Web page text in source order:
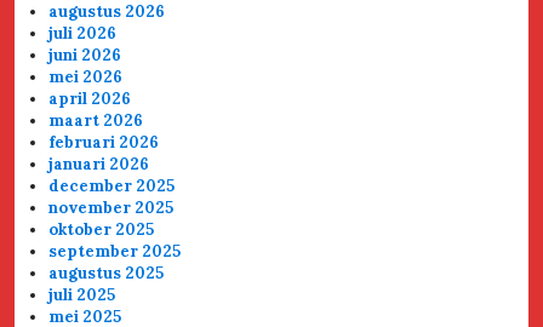
augustus 2026
juli 2026
juni 2026
mei 2026
april 2026
maart 2026
februari 2026
januari 2026
december 2025
november 2025
oktober 2025
september 2025
augustus 2025
juli 2025
mei 2025